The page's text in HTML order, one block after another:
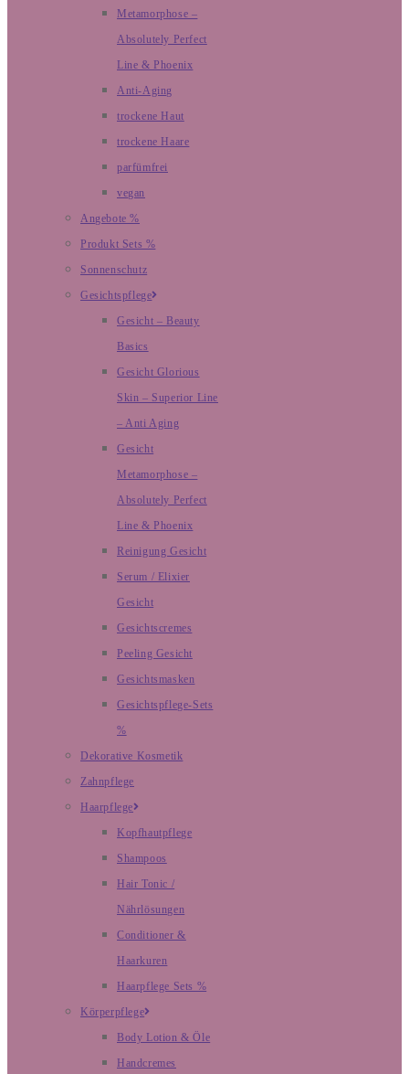
Metamorphose –
Absolutely Perfect
Line & Phoenix
Anti-Aging
trockene Haut
trockene Haare
parfümfrei
vegan
Angebote %
Produkt Sets %
Sonnenschutz
Gesichtspflege
Gesicht – Beauty
Basics
Gesicht Glorious
Skin – Superior Line
– Anti Aging
Gesicht
Metamorphose –
Absolutely Perfect
Line & Phoenix
Reinigung Gesicht
Serum / Elixier
Gesicht
Gesichtscremes
Peeling Gesicht
Gesichtsmasken
Gesichtspflege-Sets
%
Dekorative Kosmetik
Zahnpflege
Haarpflege
Kopfhautpflege
Shampoos
Hair Tonic /
Nährlösungen
Conditioner &
Haarkuren
Haarpflege Sets %
Körperpflege
Body Lotion & Öle
Handcremes